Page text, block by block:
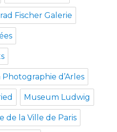
Fischer Galerie
d’Arles
Museum Ludwig
de la Ville de Paris